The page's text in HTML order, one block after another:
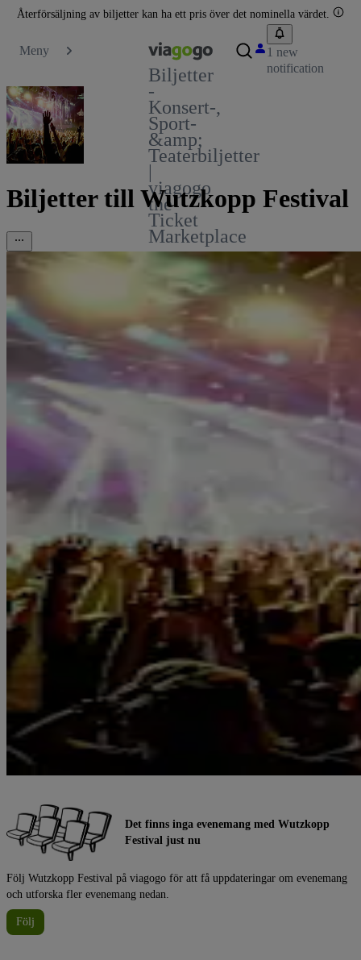
Återförsäljning av biljetter kan ha ett pris över det nominella värdet.
Meny
Biljetter
-
Konsert-,
Sport-
&amp;
Teaterbiljetter
|
viagogo
the
Ticket
Marketplace
1 new
notification
Biljetter till Wutzkopp Festival
Det finns inga evenemang med Wutzkopp
Festival just nu
Följ Wutzkopp Festival på viagogo för att få uppdateringar om evenemang
och utforska fler evenemang nedan.
Följ